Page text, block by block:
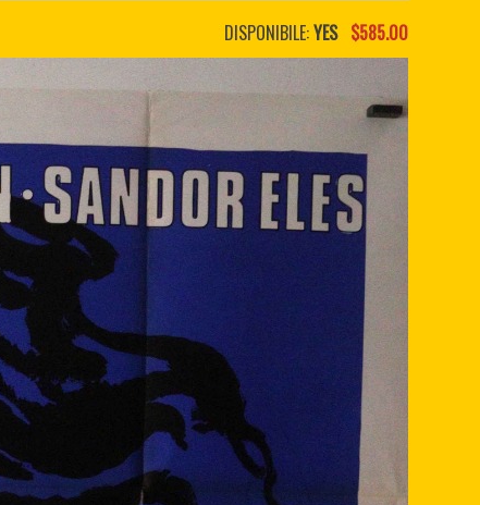
DISPONIBILE:YES $585.00